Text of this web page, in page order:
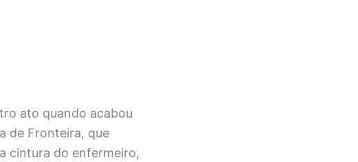
ato quando acabou
de Fronteira, que
cintura do enfermeiro,